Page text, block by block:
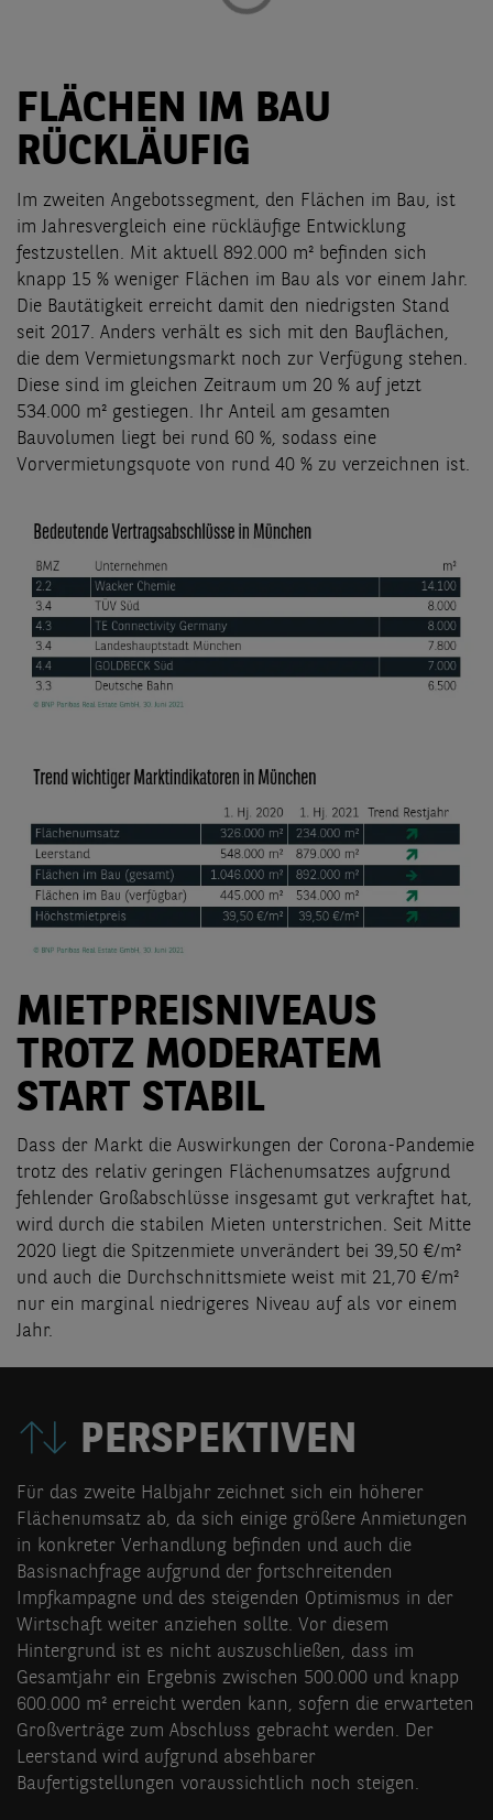
FLÄCHEN IM BAU
RÜCKLÄUFIG
Im zweiten Angebotssegment, den Flächen im Bau, ist
im Jahresvergleich eine rückläufige Entwicklung
festzustellen. Mit aktuell 892.000 m² befinden sich
knapp 15 % weniger Flächen im Bau als vor einem Jahr.
Die Bautätigkeit erreicht damit den niedrigsten Stand
seit 2017. Anders verhält es sich mit den Bauflächen,
die dem Vermietungsmarkt noch zur Verfügung stehen.
Diese sind im gleichen Zeitraum um 20 % auf jetzt
534.000 m² gestiegen. Ihr Anteil am gesamten
Bauvolumen liegt bei rund 60 %, sodass eine
Vorvermietungsquote von rund 40 % zu verzeichnen ist.
MIETPREISNIVEAUS
TROTZ MODERATEM
START STABIL
Dass der Markt die Auswirkungen der Corona-Pandemie
trotz des relativ geringen Flächenumsatzes aufgrund
fehlender Großabschlüsse insgesamt gut verkraftet hat,
wird durch die stabilen Mieten unterstrichen. Seit Mitte
2020 liegt die Spitzenmiete unverändert bei 39,50 €/m²
und auch die Durchschnittsmiete weist mit 21,70 €/m²
nur ein marginal niedrigeres Niveau auf als vor einem
Jahr.
PERSPEKTIVEN
Für das zweite Halbjahr zeichnet sich ein höherer
Flächenumsatz ab, da sich einige größere Anmietungen
in konkreter Verhandlung befinden und auch die
Basisnachfrage aufgrund der fortschreitenden
Impfkampagne und des steigenden Optimismus in der
Wirtschaft weiter anziehen sollte. Vor diesem
Hintergrund ist es nicht auszuschließen, dass im
Gesamtjahr ein Ergebnis zwischen 500.000 und knapp
600.000 m² erreicht werden kann, sofern die erwarteten
Großverträge zum Abschluss gebracht werden. Der
Leerstand wird aufgrund absehbarer
Baufertigstellungen voraussichtlich noch steigen.